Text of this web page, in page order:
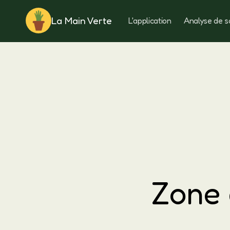
La Main Verte L'application Analyse de
Rotation